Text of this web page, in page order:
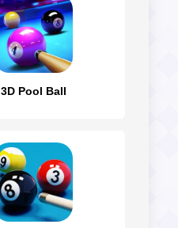
3D Pool Ball